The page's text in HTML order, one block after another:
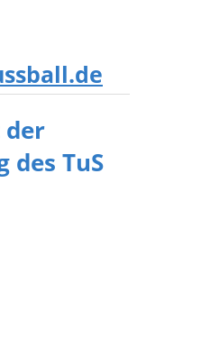
des TuS